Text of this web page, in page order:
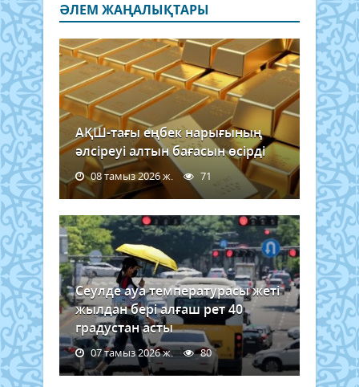
ӘЛЕМ ЖАҢАЛЫҚТАРЫ
АҚШ-тағы еңбек нарығының
әлсіреуі алтын бағасын өсірді
08 тамыз 2026 ж. 71
Сеулде ауа температурасы жеті
жылдан бері алғаш рет 40
градустан асты
07 тамыз 2026 ж. 80